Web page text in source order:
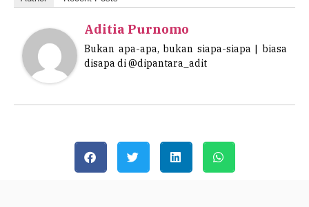
Aditia Purnomo
Bukan apa-apa, bukan siapa-siapa | biasa
disapa di @dipantara_adit